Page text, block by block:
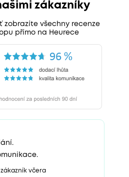
zákazníky
zobrazíte všechny recenze
přímo na Heurece
včera